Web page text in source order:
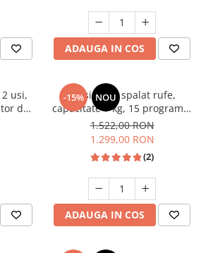
Racire
ADAUGA IN COS
usi,
de
-15% NOU
Masina de spalat rufe,
capacitate 7 kg, 15 programe,
afisaj LED, 1200 Rpm, alb,
HEINNER
1.522,00 RON
1.299,00 RON
(2)
ADAUGA IN COS